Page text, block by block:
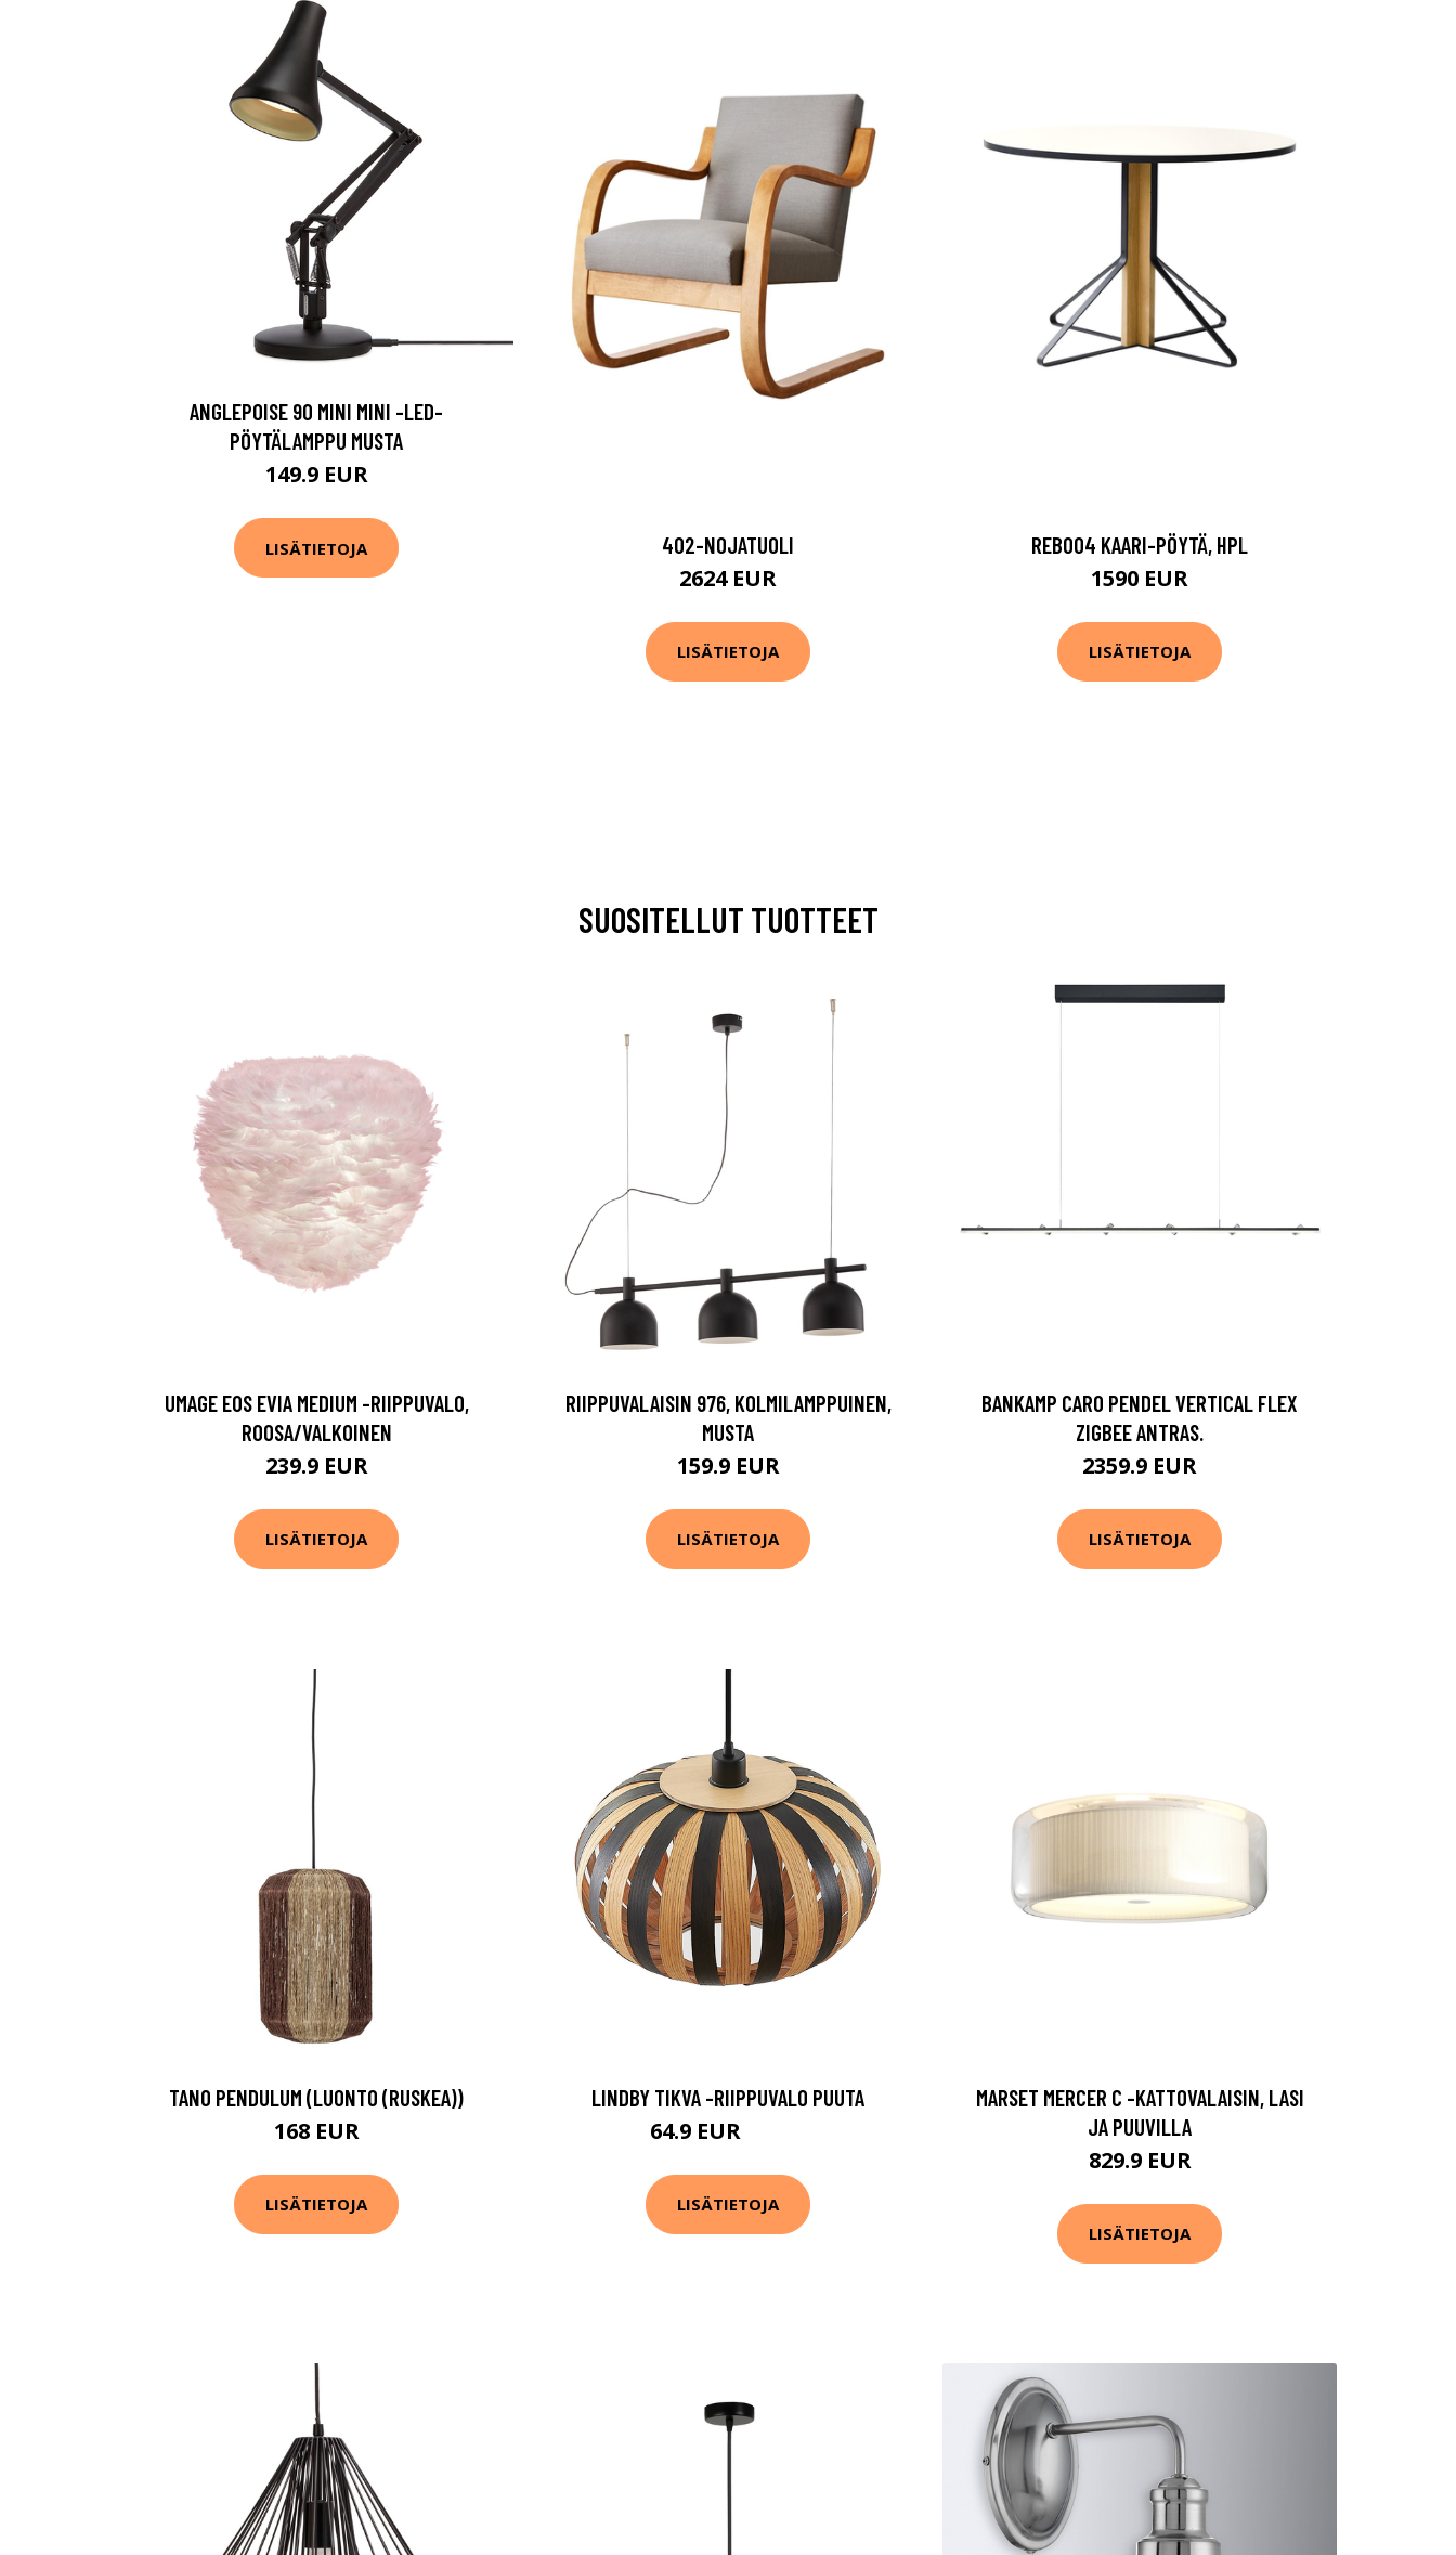
ANGLEPOISE 90 MINI MINI -LED-
PÖYTÄLAMPPU MUSTA
149.9 EUR
LISÄTIETOJA 402-NOJATUOLI
2624 EUR
LISÄTIETOJA
REB004 KAARI-PÖYTÄ, HPL
1590 EUR
LISÄTIETOJA
SUOSITELLUT TUOTTEET
UMAGE EOS EVIA MEDIUM -RIIPPUVALO,
ROOSA/VALKOINEN
239.9 EUR
LISÄTIETOJA
RIIPPUVALAISIN 976, KOLMILAMPPUINEN,
MUSTA
159.9 EUR
LISÄTIETOJA
BANKAMP CARO PENDEL VERTICAL FLEX
ZIGBEE ANTRAS.
2359.9 EUR
LISÄTIETOJA
TANO PENDULUM (LUONTO (RUSKEA))
168 EUR
LISÄTIETOJA
LINDBY TIKVA -RIIPPUVALO PUUTA
64.9 EUR
LISÄTIETOJA
MARSET MERCER C -KATTOVALAISIN, LASI
JA PUUVILLA
829.9 EUR
LISÄTIETOJA